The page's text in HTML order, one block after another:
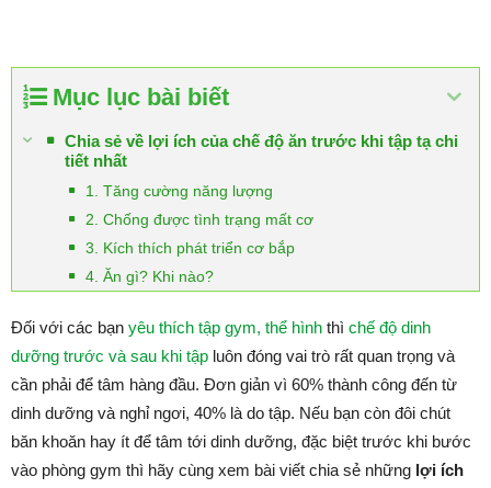
Mục lục bài biết
Chia sẻ về lợi ích của chế độ ăn trước khi tập tạ chi
tiết nhất
1. Tăng cường năng lượng
2. Chống được tình trạng mất cơ
3. Kích thích phát triển cơ bắp
4. Ăn gì? Khi nào?
Đối với các bạn yêu thích tập gym, thể hình thì chế độ dinh
dưỡng trước và sau khi tập luôn đóng vai trò rất quan trọng và
cần phải để tâm hàng đầu. Đơn giản vì 60% thành công đến từ
dinh dưỡng và nghỉ ngơi, 40% là do tập. Nếu bạn còn đôi chút
băn khoăn hay ít để tâm tới dinh dưỡng, đặc biệt trước khi bước
vào phòng gym thì hãy cùng xem bài viết chia sẻ những lợi ích